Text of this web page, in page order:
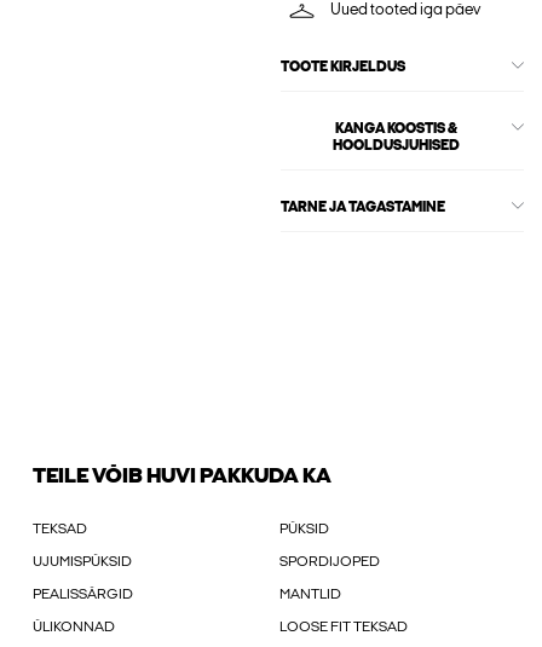
Uued tooted iga päev
TOOTE KIRJELDUS
KANGA KOOSTIS &
HOOLDUSJUHISED
TARNE JA TAGASTAMINE
TEILE VÕIB HUVI PAKKUDA KA
TEKSAD PÜKSID
UJUMISPÜKSID SPORDIJOPED
PEALISSÄRGID MANTLID
ÜLIKONNAD LOOSE FIT TEKSAD